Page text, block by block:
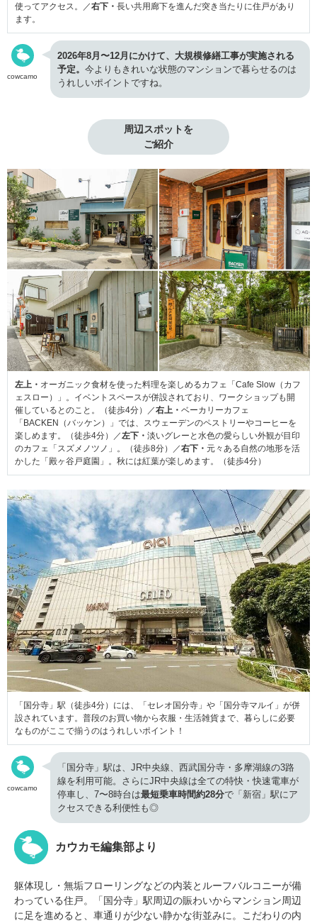
使ってアクセス。／右下・ 長い共用廊下を進んだ突き当たりに住戸があり
ます。
cowcamo
2026年8月〜12月にかけて、大規模修繕工事が実施される
予定。 今よりもきれいな状態のマンションで暮らせるのは
うれしいポイントですね。
周辺スポットを
ご紹介
左上・ オーガニック食材を使った料理を楽しめるカフェ「Cafe Slow（カフ
ェスロー）」。イベントスペースが併設されており、ワークショップも開
催しているとのこと。（徒歩4分）／右上・ ベーカリーカフェ
「BACKEN（バッケン）」では、スウェーデンのペストリーやコーヒーを
楽しめます。（徒歩4分）／左下・ 淡いグレーと水色の愛らしい外観が目印
のカフェ「スズメノツノ」。（徒歩8分）／右下・ 元々ある自然の地形を活
かした「殿ヶ谷戸庭園」。秋には紅葉が楽しめます。（徒歩4分）
「国分寺」駅（徒歩4分）には、「セレオ国分寺」や「国分寺マルイ」が併
設されています。普段のお買い物から衣服・生活雑貨まで、暮らしに必要
なものがここで揃うのはうれしいポイント！
cowcamo
「国分寺」駅は、JR中央線、西武国分寺・多摩湖線の3路
線を利用可能。さらにJR中央線は全ての特快・快速電車が
停車し、7〜8時台は最短乗車時間約28分で「新宿」駅にア
クセスできる利便性も◎
カウカモ編集部より
躯体現し・無垢フローリングなどの内装とルーフバルコニーが備
わっている住戸。「国分寺」駅周辺の賑わいからマンション周辺
に足を進めると、車通りが少ない静かな街並みに。こだわりの内